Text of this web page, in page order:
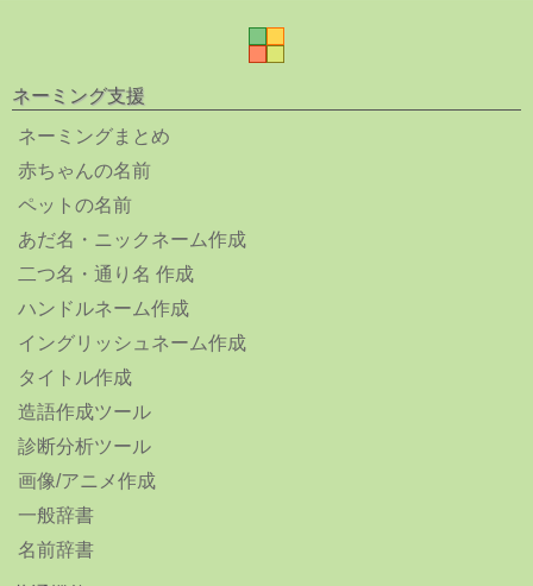
ネーミング支援
ネーミングまとめ
赤ちゃんの名前
ペットの名前
あだ名・ニックネーム作成
二つ名・通り名 作成
ハンドルネーム作成
イングリッシュネーム作成
タイトル作成
造語作成ツール
診断分析ツール
画像/アニメ作成
一般辞書
名前辞書